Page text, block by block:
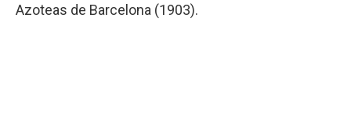
Azoteas de Barcelona (1903).